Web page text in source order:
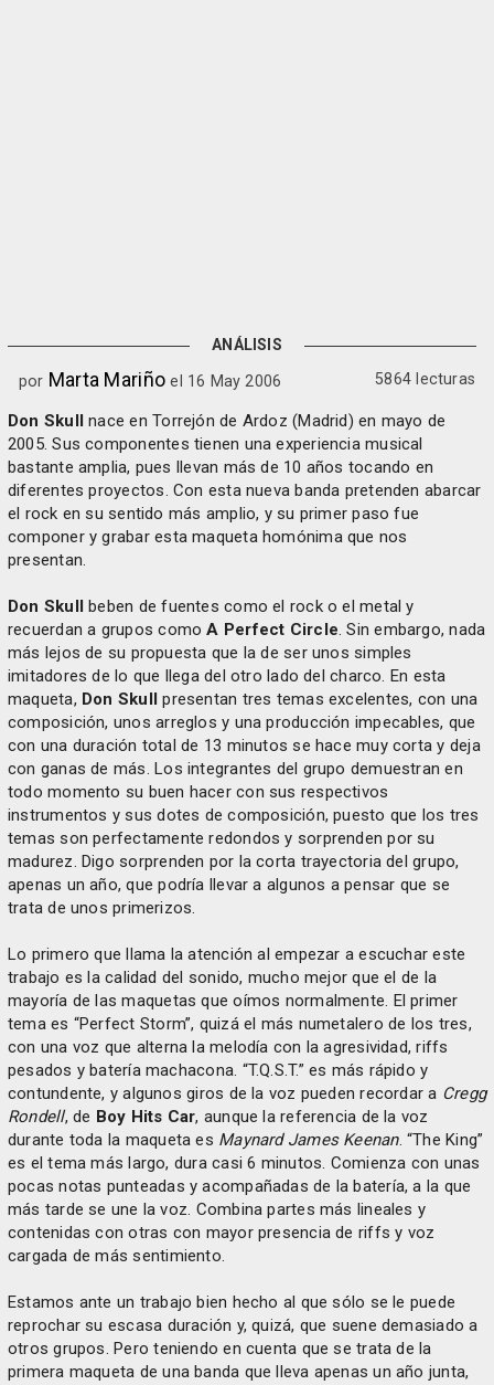
ANÁLISIS
por Marta Mariñoel 16 May 2006 5864 lecturas
Don Skull nace en Torrejón de Ardoz (Madrid) en mayo de
2005. Sus componentes tienen una experiencia musical
bastante amplia, pues llevan más de 10 años tocando en
diferentes proyectos. Con esta nueva banda pretenden abarcar
el rock en su sentido más amplio, y su primer paso fue
componer y grabar esta maqueta homónima que nos
presentan.
Don Skull beben de fuentes como el rock o el metal y
recuerdan a grupos comoA Perfect Circle. Sin embargo, nada
más lejos de su propuesta que la de ser unos simples
imitadores de lo que llega del otro lado del charco. En esta
maqueta, Don Skull presentan tres temas excelentes, con una
composición, unos arreglos y una producción impecables, que
con una duración total de 13 minutos se hace muy corta y deja
con ganas de más. Los integrantes del grupo demuestran en
todo momento su buen hacer con sus respectivos
instrumentos y sus dotes de composición, puesto que los tres
temas son perfectamente redondos y sorprenden por su
madurez. Digo sorprenden por la corta trayectoria del grupo,
apenas un año, que podría llevar a algunos a pensar que se
trata de unos primerizos.
Lo primero que llama la atención al empezar a escuchar este
trabajo es la calidad del sonido, mucho mejor que el de la
mayoría de las maquetas que oímos normalmente. El primer
tema es “Perfect Storm”, quizá el más numetalero de los tres,
con una voz que alterna la melodía con la agresividad, riffs
pesados y batería machacona. “T.Q.S.T.” es más rápido y
contundente, y algunos giros de la voz pueden recordar a Cregg
Rondell, de Boy Hits Car, aunque la referencia de la voz
durante toda la maqueta es Maynard James Keenan. “The King”
es el tema más largo, dura casi 6 minutos. Comienza con unas
pocas notas punteadas y acompañadas de la batería, a la que
más tarde se une la voz. Combina partes más lineales y
contenidas con otras con mayor presencia de riffs y voz
cargada de más sentimiento.
Estamos ante un trabajo bien hecho al que sólo se le puede
reprochar su escasa duración y, quizá, que suene demasiado a
otros grupos. Pero teniendo en cuenta que se trata de la
primera maqueta de una banda que lleva apenas un año junta,